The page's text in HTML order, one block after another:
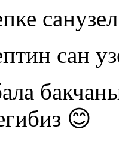
санузел
сан
😊